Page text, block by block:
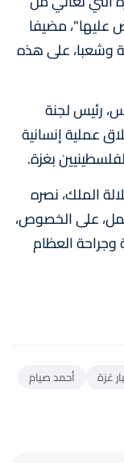
عليها"، مضيفا
وشعبا، على هذه
رئيس لجنة
عملية إنسانية
بغزة.
الملك، نصره
على الخصوص،
وجراحة العظام
غزة
أحمد صيام